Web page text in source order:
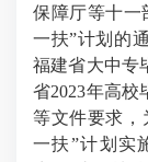
保障厅等十一
一扶”计划的
福建省大中专
省2023年高校
等文件要求，
一扶”计划实